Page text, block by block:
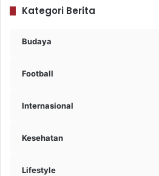
Kategori Berita
Budaya
Football
Internasional
Kesehatan
Lifestyle